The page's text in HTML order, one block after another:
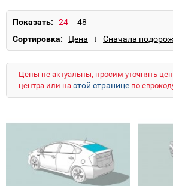
HUMMER
KRAZ
LANCIA LAND
RENAULT
ROVER SAAB
SMART
SSANGYONG
Показать:
Сортировка:
Цены не актуальны, просим уточнять
центра или на этой странице по